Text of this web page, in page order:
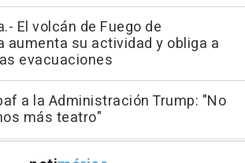
El volcán de Fuego de
aumenta su actividad y obliga a
evacuaciones
a la Administración Trump: "No
más teatro"